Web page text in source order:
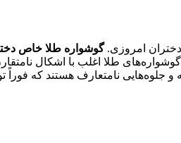
امروزی.گوشواره طلا خاص
طلا اغلب با اشکال
جلوه‌هایی نامتعارف هستند که فوراً